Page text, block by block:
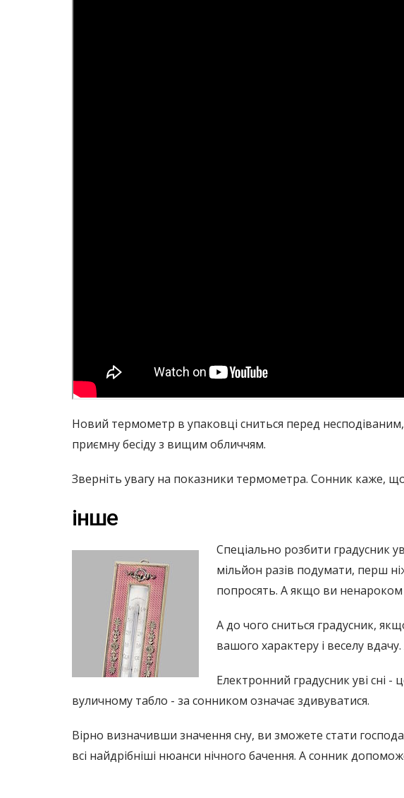
Новий термометр в упаковці сниться перед
приємну бесіду з вищим обличчям.
Зверніть увагу на показники термометра. Сонник каже,
інше
Спеціально розбити градусник
мільйон разів подумати, перш
попросять. А якщо ви
А до чого сниться градусник,
вашого характеру і веселу
Електронний градусник уві сні
вуличному табло - за сонником означає здивуватися.
Вірно визначивши значення сну, ви зможете стати
всі найдрібніші нюанси нічного бачення. А сонник